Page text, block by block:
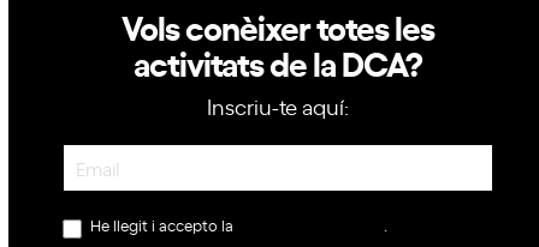
Vols conèixer totes les
activitats de la DCA?
Inscriu-te aquí:
He llegit i accepto la